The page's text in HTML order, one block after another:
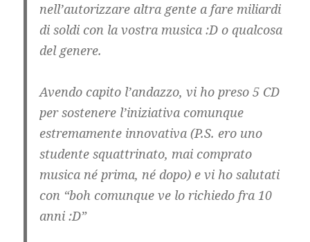
nell’autorizzare altra gente a fare miliardi
di soldi con la vostra musica :D o qualcosa
del genere.
Avendo capito l’andazzo, vi ho preso 5 CD
per sostenere l’iniziativa comunque
estremamente innovativa (P.S. ero uno
studente squattrinato, mai comprato
musica né prima, né dopo) e vi ho salutati
con “boh comunque ve lo richiedo fra 10
anni :D”